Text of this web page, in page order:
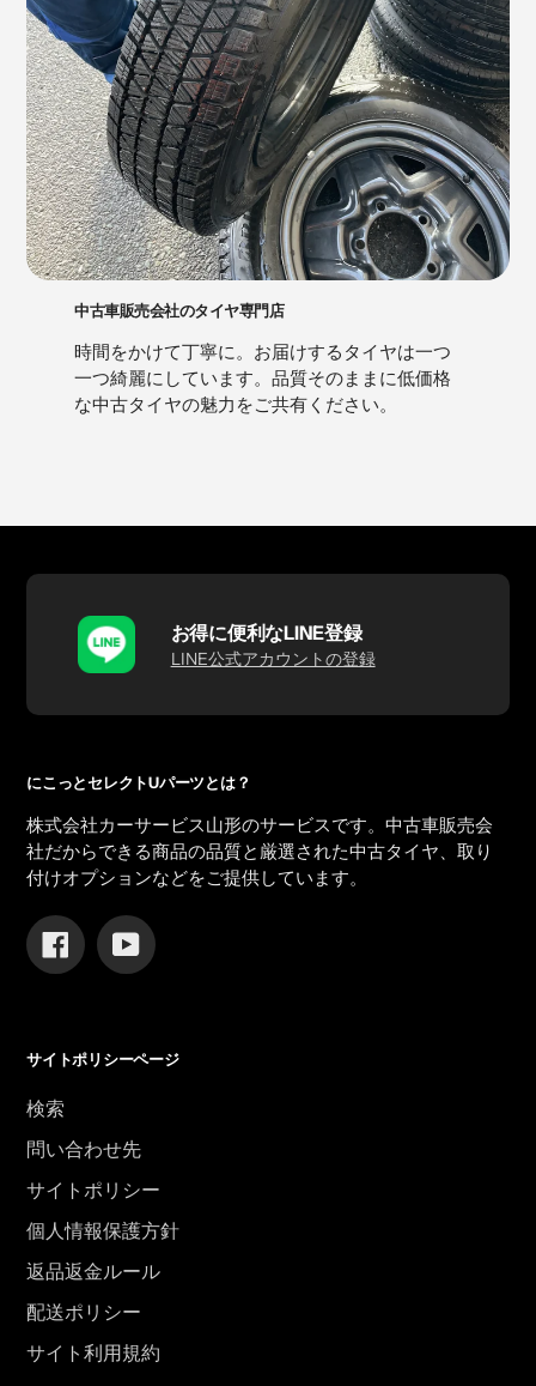
中古車販売会社のタイヤ専門店
時間をかけて丁寧に。お届けするタイヤは一つ
一つ綺麗にしています。品質そのままに低価格
な中古タイヤの魅力をご共有ください。
お得に便利なLINE登録
LINE公式アカウントの登録
にこっとセレクトUパーツとは？
株式会社カーサービス山形のサービスです。中古車販売会
社だからできる商品の品質と厳選された中古タイヤ、取り
付けオプションなどをご提供しています。
FacebookYouTube
サイトポリシーページ
検索
問い合わせ先
サイトポリシー
個人情報保護方針
返品返金ルール
配送ポリシー
サイト利用規約